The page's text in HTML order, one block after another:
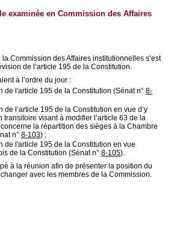
examinée en Commission des Affaires
Commission des Affaires institutionnelles s’est
de l’article 195 de la Constitution.
à l’ordre du jour :
de l'article 195 de la Constitution (Sénat n° 8-
de l’article 195 de la Constitution en vue d’y
visant à modifier l’article 63 de la
la répartition des sièges à la Chambre
n° 8-103) ;
de l'article 195 de la Constitution en vue
de la Constitution (Sénat n° 8-105).
à la réunion afin de présenter la position du
avec les membres de la Commission.